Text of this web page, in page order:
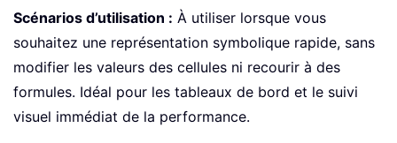
Scénarios d’utilisation : À utiliser lorsque vous
souhaitez une représentation symbolique rapide, sans
modifier les valeurs des cellules ni recourir à des
formules. Idéal pour les tableaux de bord et le suivi
visuel immédiat de la performance.